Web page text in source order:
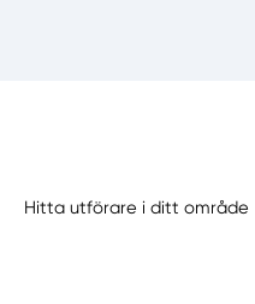
Hitta utförare i ditt område